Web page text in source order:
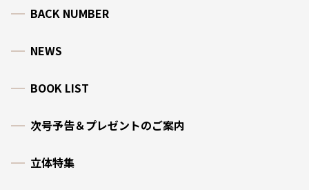
BACK NUMBER
NEWS
BOOK LIST
次号予告＆プレゼントのご案内
立体特集